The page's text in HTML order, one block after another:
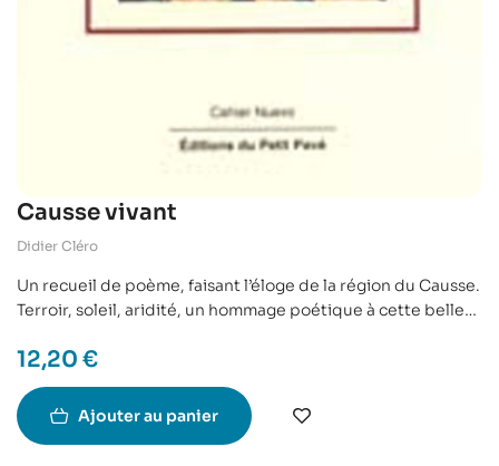
Causse vivant
Didier Cléro
Un recueil de poème, faisant l’éloge de la région du Causse.
Terroir, soleil, aridité, un hommage poétique à cette belle
12,20 €
Ajouter au panier